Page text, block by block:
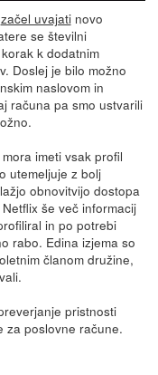
začel uvajatinovo
se številni
k dodatnim
Doslej je bilo možno
naslovom in
računa pa smo ustvarili
imeti vsak profil
utemeljuje z bolj
obnovitvijo dostopa
še več informacij
in po potrebi
rabo. Edina izjema so
članom družine,
pristnosti
za poslovne račune.